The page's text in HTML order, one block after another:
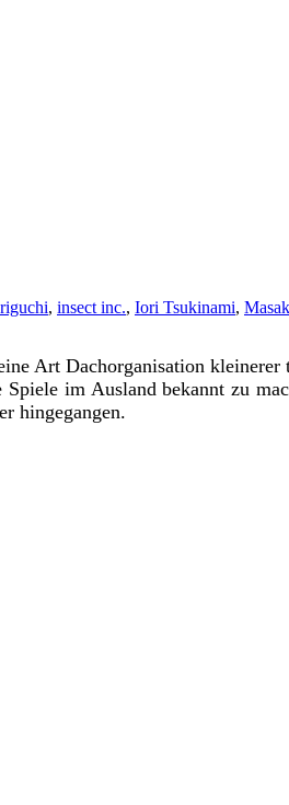
, insect inc., Iori Tsukinami,
Art Dachorganisation kleinerer
im Ausland bekannt zu
hingegangen.